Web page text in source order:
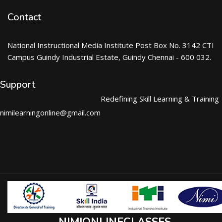
Contact
National Instructional Media Institute Post Box No. 3142 CTI
Campus Guindy Industrial Estate, Guindy Chennai - 600 032.
Support
nimilearningonline@gmail.com
Redefining Skill Learning & Training